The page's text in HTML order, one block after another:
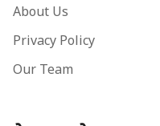
About Us
Privacy Policy
Our Team